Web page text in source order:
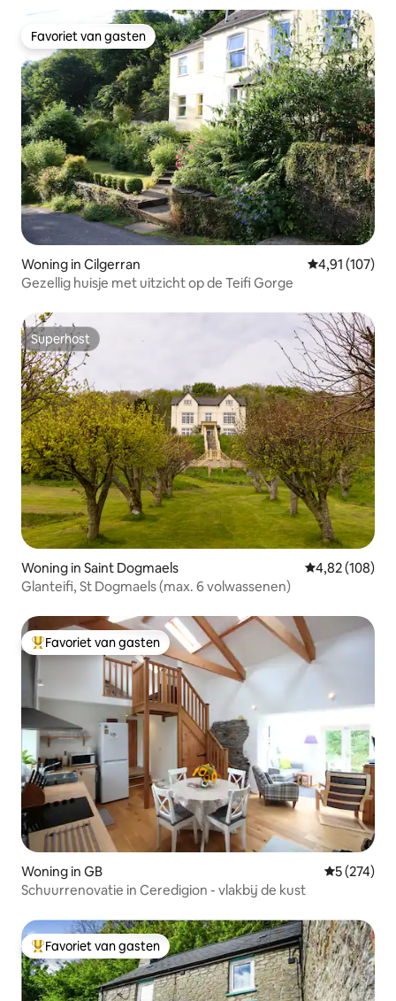
Favoriet van gasten
Favoriet van gasten
Woning in Cilgerran Gemiddelde
4,91 (107)
Gezellig huisje met uitzicht op de Teifi Gorge
Superhost
Superhost
Woning in Saint Dogmaels Gemiddelde
4,82 (108)
Glanteifi, St Dogmaels (max. 6 volwassenen)
Topfavoriet van gasten
Favoriet van gasten
Woning in GB
5 (274)
Schuurrenovatie in Ceredigion - vlakbij de kust
Topfavoriet van gasten
Favoriet van gasten